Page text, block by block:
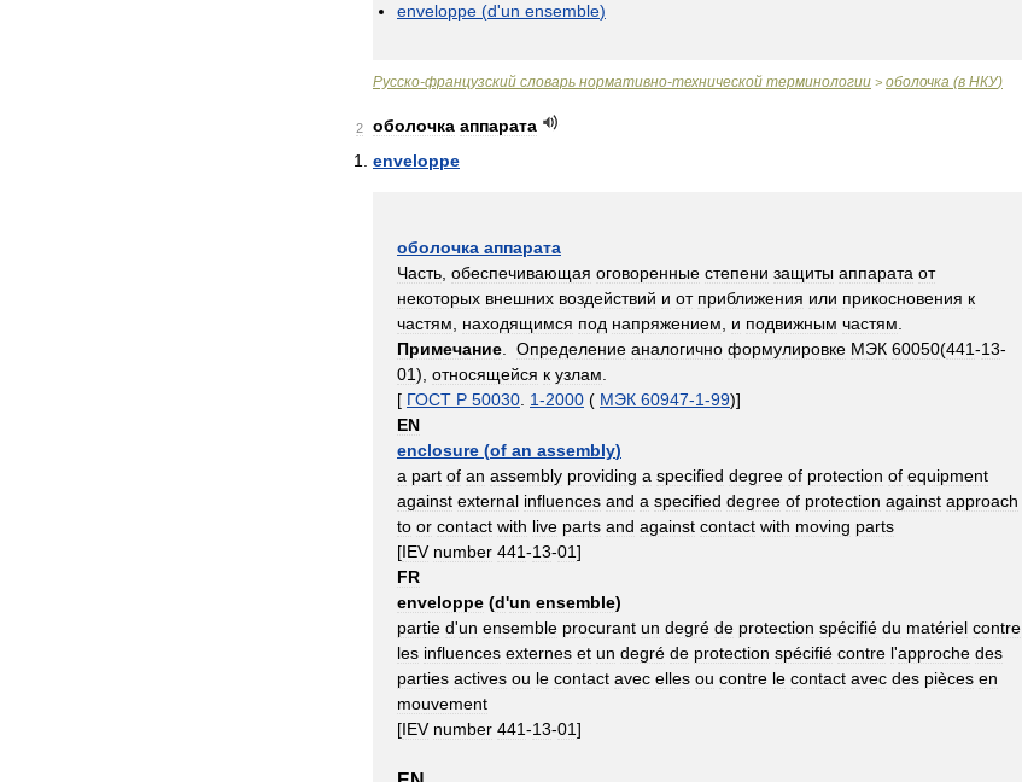
enveloppe (d'un ensemble)
Русско-французский словарь нормативно-технической терминологии > оболочка (в НКУ)
2 оболочка аппарата
enveloppe
оболочка аппарата
Часть, обеспечивающая оговоренные степени защиты аппарата от
некоторых внешних воздействий и от приближения или прикосновения к
частям, находящимся под напряжением, и подвижным частям.
Примечание. Определение аналогично формулировке МЭК 60050(441-13-
01), относящейся к узлам.
[ ГОСТ Р 50030. 1-2000 ( МЭК 60947-1-99)]
EN
enclosure (of an assembly)
a part of an assembly providing a specified degree of protection of equipment
against external influences and a specified degree of protection against approach
to or contact with live parts and against contact with moving parts
[IEV number 441-13-01]
FR
enveloppe (d'un ensemble)
partie d'un ensemble procurant un degré de protection spécifié du matériel contre
les influences externes et un degré de protection spécifié contre l'approche des
parties actives ou le contact avec elles ou contre le contact avec des pièces en
mouvement
[IEV number 441-13-01]